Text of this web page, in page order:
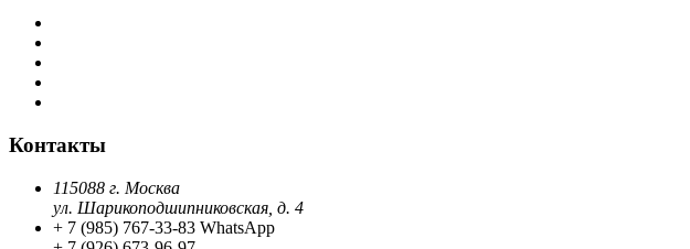
Контакты
115088 г. Москва
ул. Шарикоподшипниковская, д. 4
+ 7 (985) 767-33-83 WhatsApp